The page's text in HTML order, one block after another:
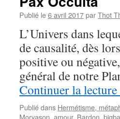
Publié le6 avril 2017parThot
L’Univers dans
de causalité, dès
positive ou
général de notre
Continuer la lecture
Publié dans Hermétisme,
Moryason, amour, Bardon,